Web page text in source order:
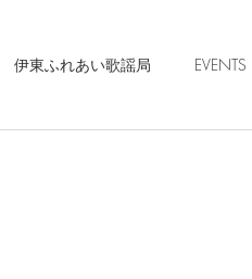
伊東ふれあい歌謡局 EVENTS